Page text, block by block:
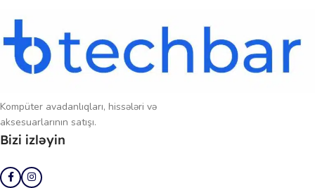
Kompüter avadanlıqları, hissələri və
aksesuarlarının satışı.
Bizi izləyin